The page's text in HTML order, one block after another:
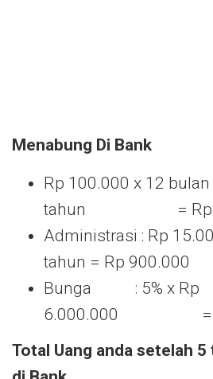
Menabung Di Bank
Rp 100.000 x 12 bulan
tahun = Rp
Administrasi : Rp
tahun = Rp 900.000
Bunga : 5% x Rp
6.000.000 =
Total Uang anda setelah